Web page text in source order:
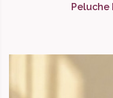
Peluche